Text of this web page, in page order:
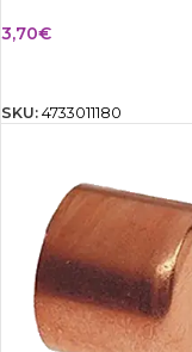
3,70€
SKU: 4733011180